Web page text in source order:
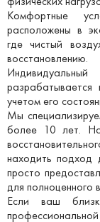
Комфортные
расположены в
где чистый
восстановлению.
учетом его
Мы
более 10 лет.
находить
просто
для полноценного
Если ваш